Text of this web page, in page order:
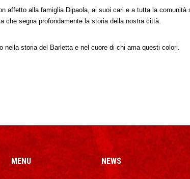
affetto alla famiglia Dipaola, ai suoi cari e a tutta la comunità
che segna profondamente la storia della nostra città.
nella storia del Barletta e nel cuore di chi ama questi colori.
MENU NEWS